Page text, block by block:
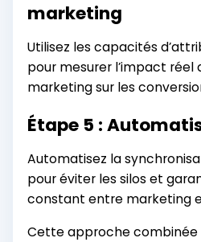
marketing
Utilisez les capacités
pour mesurer l’impact réel
marketing sur les
Étape 5 :
Automatisez la
pour éviter les silos et
constant entre marketing
Cette approche combinée